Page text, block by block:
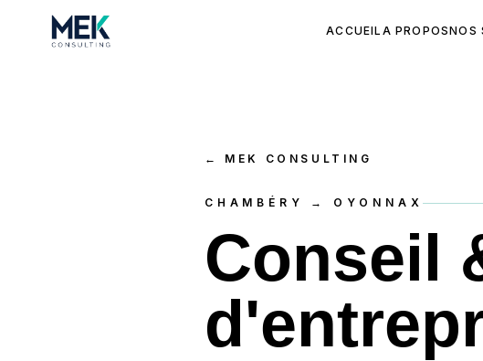
ACCUEIL A PROPOSNOS
← MEK CONSULTING
CHAMBÉRY → OYONNAX
Conseil